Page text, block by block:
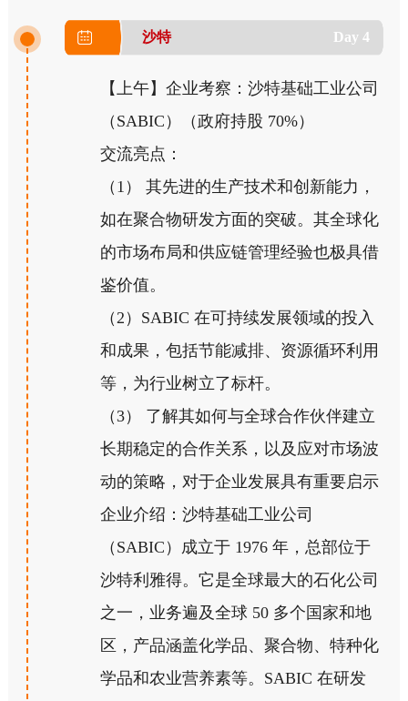
Day 4
沙特
【上午】企业考察：沙特基础工业公司
（SABIC）（政府持股 70%）
交流亮点：
（1） 其先进的生产技术和创新能力，
如在聚合物研发方面的突破。其全球化
的市场布局和供应链管理经验也极具借
鉴价值。
（2）SABIC 在可持续发展领域的投入
和成果，包括节能减排、资源循环利用
等，为行业树立了标杆。
（3） 了解其如何与全球合作伙伴建立
长期稳定的合作关系，以及应对市场波
动的策略，对于企业发展具有重要启示
企业介绍：沙特基础工业公司
（SABIC）成立于 1976 年，总部位于
沙特利雅得。它是全球最大的石化公司
之一，业务遍及全球 50 多个国家和地
区，产品涵盖化学品、聚合物、特种化
学品和农业营养素等。SABIC 在研发